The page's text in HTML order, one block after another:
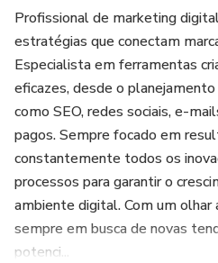
Além disso, o livro
do panorama global e local do
da análise de casos reais —
transformaram seu
adequada — os leitores
prática das teorias
impacto das mudanças nos
busca e como essas alterações
das marcas. Ao considerar
do consumo digital, "Saiba tudo
proporciona uma compreensão
Profissional de marketing
estratégias que conectam
Especialista em ferramentas
eficazes, desde o
como SEO, redes sociais, e-
pagos. Sempre focado em
constantemente todos os
processos para garantir o
ambiente digital. Com um
sempre em busca de novas
potenci...